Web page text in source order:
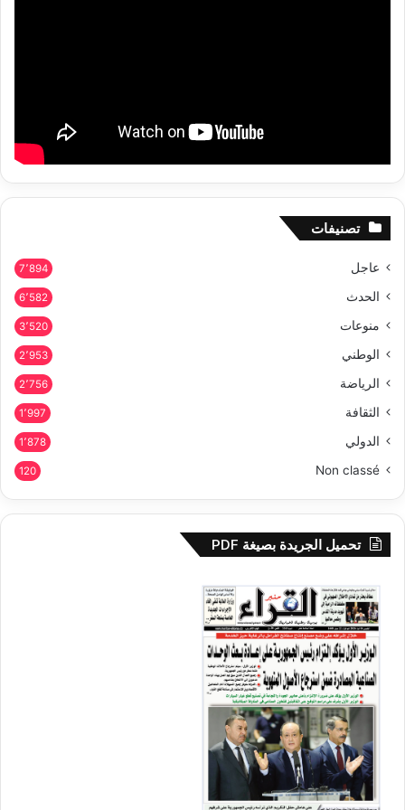
تصنيفات
عاجل 7٬894
الحدث 6٬582
منوعات 3٬520
الوطني 2٬953
الرياضة 2٬756
الثقافة 1٬997
الدولي 1٬878
Non classé
120
تحميل الجريدة بصيغة PDF